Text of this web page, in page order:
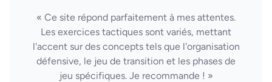
« Ce site répond parfaitement à mes attentes.
Les exercices tactiques sont variés, mettant
l'accent sur des concepts tels que l'organisation
défensive, le jeu de transition et les phases de
jeu spécifiques. Je recommande ! »